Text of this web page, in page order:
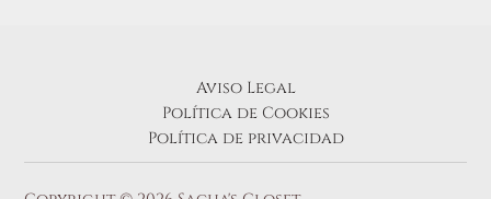
Aviso Legal
Política de Cookies
Política de privacidad